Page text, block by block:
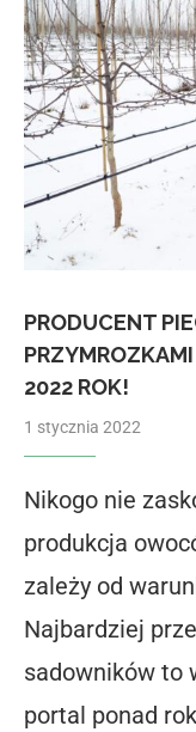
PRODUCENT
2022 ROK!
1 stycznia 2022
Nikogo nie
produkcja
zależy od
Najbardziej
sadowników to
portal ponad